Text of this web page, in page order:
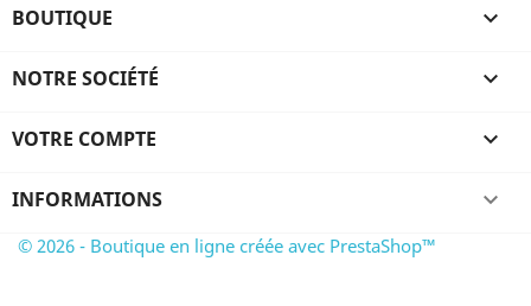
BOUTIQUE 
NOTRE SOCIÉTÉ 
VOTRE COMPTE 
INFORMATIONS keyboard_arrow_down
© 2026 - Boutique en ligne créée avec PrestaShop™